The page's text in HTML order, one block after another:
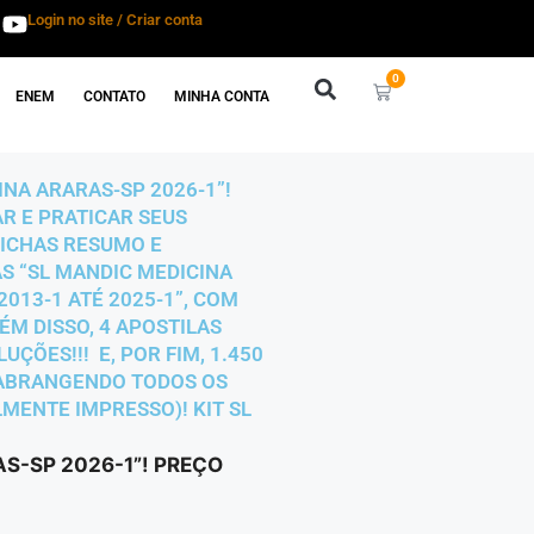
Login no site / Criar conta
ENEM CONTATO MINHA CONTA
0
ARARAS-SP 2026-1”!
E PRATICAR SEUS
RESUMO E
“SL MANDIC MEDICINA
1 ATÉ 2025-1”, COM
DISSO, 4 APOSTILAS
E, POR FIM, 1.450
TODOS OS
IMPRESSO)! KIT SL
SP 2026-1”! PREÇO